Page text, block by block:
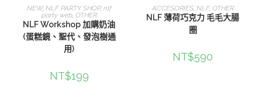
選擇規格
NEW, NLF PARTY SHOP, nlf
party web, OTHER
NLF Workshop 加購奶油
(蛋糕鏡、聖代、發泡樹通
用)
NT$199
選擇規格
ACCESORIES, NLF, OTHER
NLF 薄荷巧克力 毛毛大腸
圈
NT$590